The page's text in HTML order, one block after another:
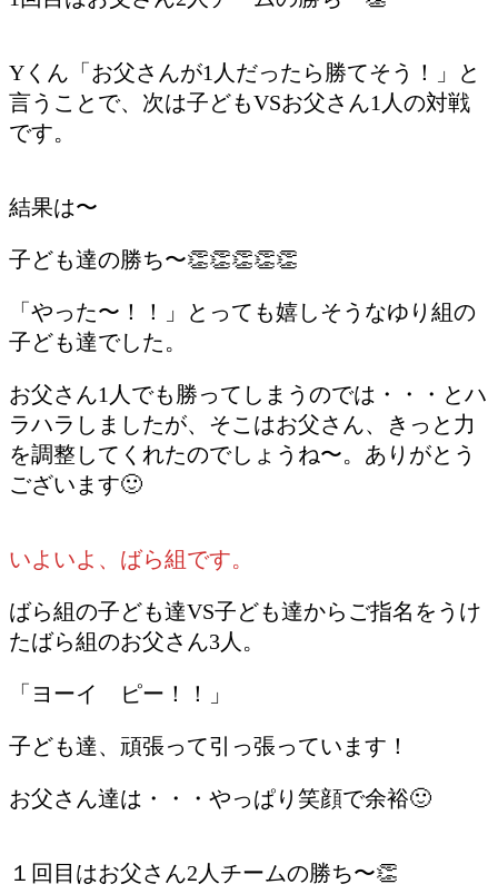
Yくん「お父さんが1人だったら勝てそう！」と
言うことで、次は子どもVSお父さん1人の対戦
です。
結果は〜
子ども達の勝ち〜👏👏👏👏👏
「やった〜！！」とっても嬉しそうなゆり組の
子ども達でした。
お父さん1人でも勝ってしまうのでは・・・とハ
ラハラしましたが、そこはお父さん、きっと力
を調整してくれたのでしょうね〜。ありがとう
ございます🙂
いよいよ、ばら組です。
ばら組の子ども達VS子ども達からご指名をうけ
たばら組のお父さん3人。
「ヨーイ ピー！！」
子ども達、頑張って引っ張っています！
お父さん達は・・・やっぱり笑顔で余裕🙂
１回目はお父さん2人チームの勝ち〜👏